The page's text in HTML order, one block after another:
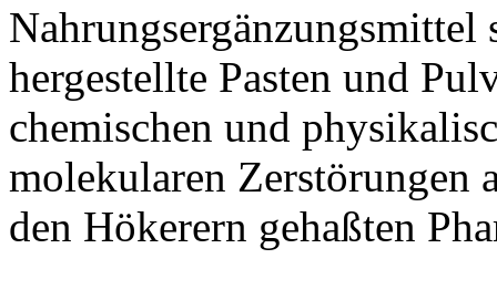
hergestellte Pasten und
chemischen und
molekularen Zerstörungen
den Hökerern gehaßten